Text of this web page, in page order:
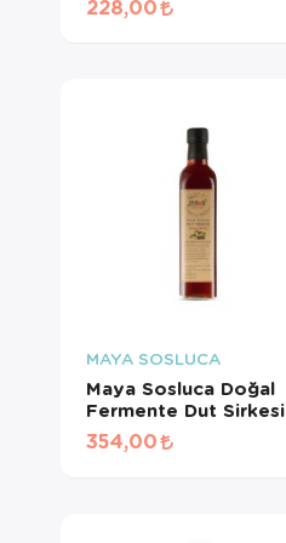
228,00
MAYA SOSLUCA
Maya Sosluca Doğal
Fermente Dut Sirkesi
500 Ml
354,00